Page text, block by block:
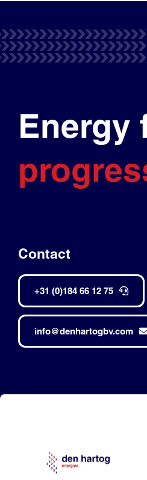
Energy
Contact
+31 (0)184 66 12 75
info@denhartogbv.com
Den Hartog • Alle rechten